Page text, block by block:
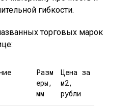
гибкости.
торговых марок
Разм
еры,
мм
Цена за
м2,
рубли